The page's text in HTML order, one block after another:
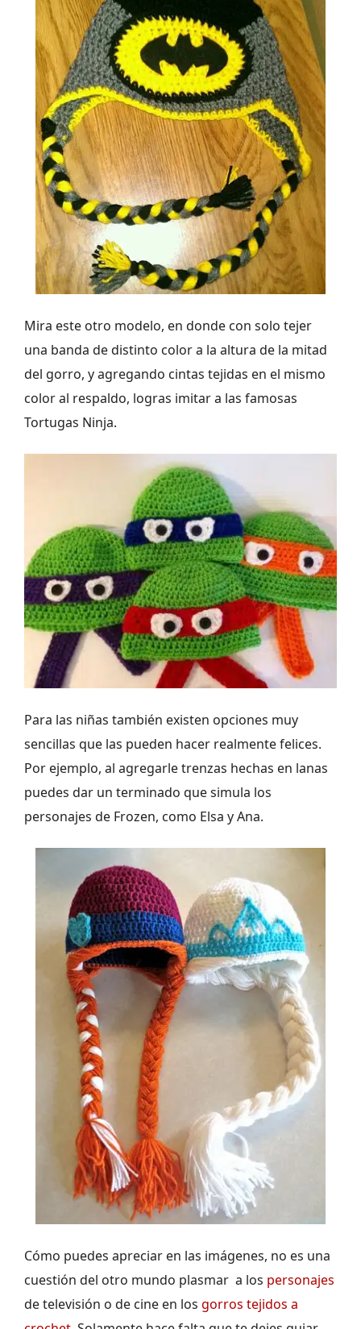
Mira este otro modelo, en donde con solo tejer
una banda de distinto color a la altura de la mitad
del gorro, y agregando cintas tejidas en el mismo
color al respaldo, logras imitar a las famosas
Tortugas Ninja.
Para las niñas también existen opciones muy
sencillas que las pueden hacer realmente felices.
Por ejemplo, al agregarle trenzas hechas en lanas
puedes dar un terminado que simula los
personajes de Frozen, como Elsa y Ana.
Cómo puedes apreciar en las imágenes, no es una
cuestión del otro mundo plasmar a los personajes
de televisión o de cine en los gorros tejidos a